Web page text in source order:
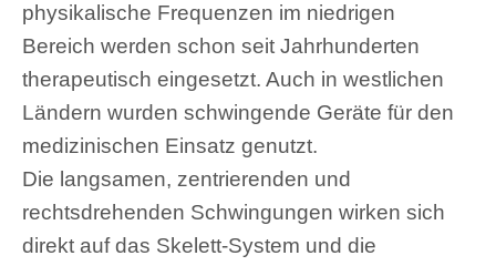
physikalische Frequenzen im niedrigen
Bereich werden schon seit Jahrhunderten
therapeutisch eingesetzt. Auch in westlichen
Ländern wurden schwingende Geräte für den
medizinischen Einsatz genutzt.
Die langsamen, zentrierenden und
rechtsdrehenden Schwingungen wirken sich
direkt auf das Skelett-System und die